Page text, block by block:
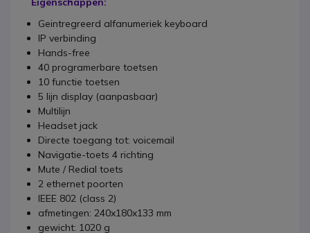
Geintregreerd alfanumeriek keyboard
IP verbinding
Hands-free
40 programerbare toetsen
10 functie toetsen
5 lijn display (aanpasbaar)
Multilijn
Headset jack
Directe toegang tot: voicemail
Navigatie-toets 4 richting
Mute / Redial toets
2 ethernet poorten
IEEE 802 (class 2)
afmetingen: 240x180x133 mm
gewicht: 1020 g